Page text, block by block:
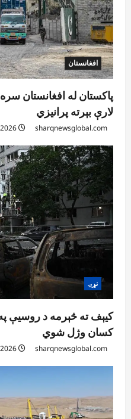
5
ټولګټو
چارې په
0
افغانستان
پاکستان له افغانستان
لارې بېرته پرانیزي
sharqnewsglobal.com
نړۍ
کیېف ته څېرمه د روسیې
کسان وژل شوي
sharqnewsglobal.com